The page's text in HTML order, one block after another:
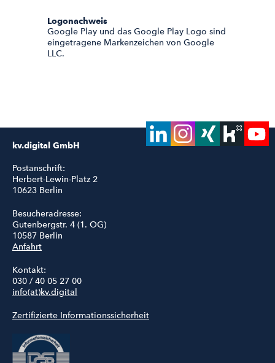
Logonachweis
Google Play und das Google Play Logo sind
eingetragene Markenzeichen von Google
LLC.
kv.digital GmbH
Postanschrift:
Herbert-Lewin-Platz 2
10623 Berlin
Besucheradresse:
Gutenbergstr. 4 (1. OG)
10587 Berlin
Anfahrt
Kontakt:
030 / 40 05 27 00
info(at)kv.digital
Zertifizierte Informationssicherheit